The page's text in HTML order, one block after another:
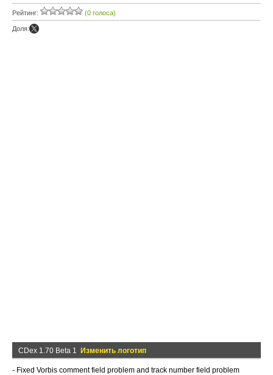
Рейтинг: (0 голоса)
Доля:
CDex 1.70 Beta 1 Изменить логотип
- Fixed Vorbis comment field problem and track number field problem